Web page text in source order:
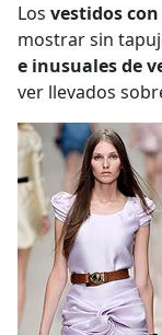
Los vestidos
mostrar sin
e inusuales de
ver llevados